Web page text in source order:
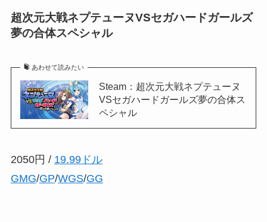
超次元大戦ネプテューヌVSセガハードガールズ
夢の合体スペシャル
あわせて読みたい
Steam：超次元大戦ネプテューヌ
VSセガハードガールズ夢の合体ス
ペシャル
2050円 / 19.99ドル
GMG/GP/WGS/GG